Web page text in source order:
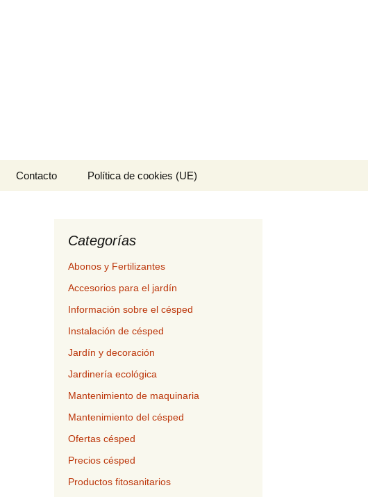
Contacto Política de cookies (UE)
Categorías
Abonos y Fertilizantes
Accesorios para el jardín
Información sobre el césped
Instalación de césped
Jardín y decoración
Jardinería ecológica
Mantenimiento de maquinaria
Mantenimiento del césped
Ofertas césped
Precios césped
Productos fitosanitarios